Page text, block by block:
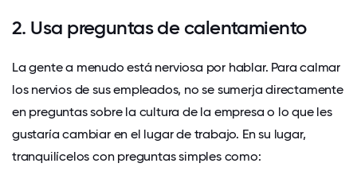
2. Usa preguntas de calentamiento
La gente a menudo está nerviosa por hablar. Para calmar
los nervios de sus empleados, no se sumerja directamente
en preguntas sobre la cultura de la empresa o lo que les
gustaría cambiar en el lugar de trabajo. En su lugar,
tranquilícelos con preguntas simples como: